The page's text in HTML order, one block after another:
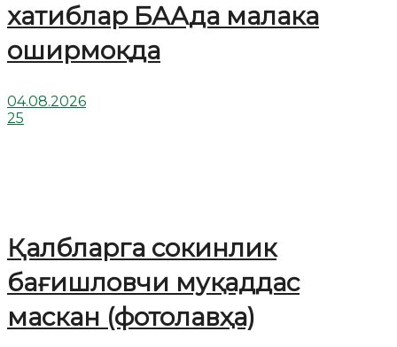
хатиблар БААда малака
оширмоқда
04.08.2026
25
Қалбларга сокинлик
бағишловчи муқаддас
маскан (фотолавҳа)